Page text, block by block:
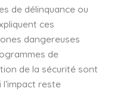
de délinquance ou
ces
dangereuses
de
de la sécurité sont
reste